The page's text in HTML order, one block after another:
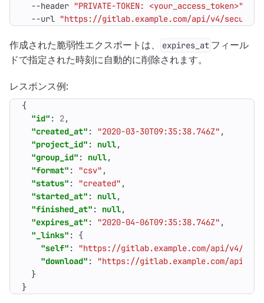
  --header
"PRIVATE-TOKEN: <your_access_token>"
  --url
"https://gitlab.example.com/api/v4/
作成された脆弱性エクスポートは、 expires_at フィール
ドで指定された時刻に自動的に削除されます。
レスポンス例:
{
"id" : 2,
"created_at" : "2020-03-30T09:35:38.746Z" ,
"project_id" : null,
"group_id" : null,
"format" : "csv" ,
"status" : "created" ,
"started_at" : null,
"finished_at" : null,
"expires_at" : "2020-04-06T09:35:38.746Z" ,
"_links" :
{
"self" :
"https://gitlab.example.com/api/v4/
"download" :
"https://gitlab.example.com/api/
}
}